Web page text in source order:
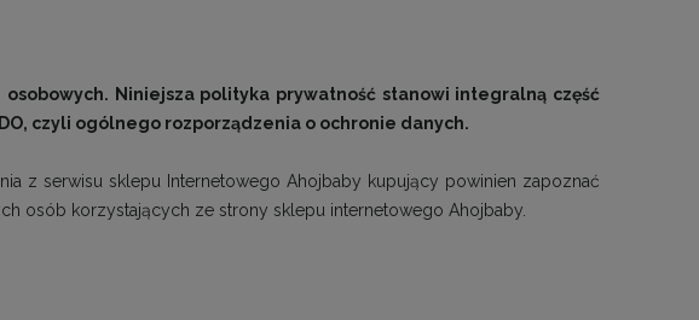
Niniejsza polityka prywatność stanowi integralną część
czyli ogólnego rozporządzenia o ochronie danych.
z serwisu sklepu Internetowego Ahojbaby kupujący powinien zapoznać
osób korzystających ze strony sklepu internetowego Ahojbaby.